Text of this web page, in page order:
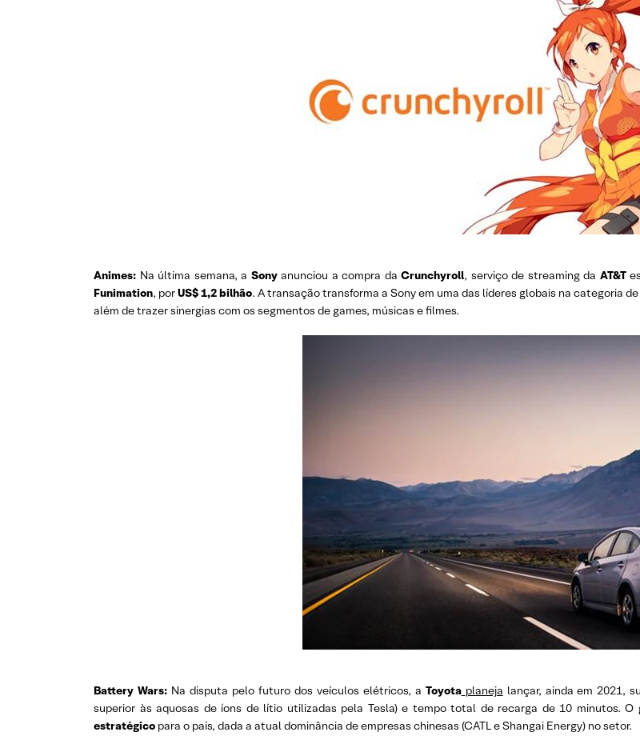
Animes: Na última semana, a Sonyanunciou a compra da Crunchyroll, serviço de streaming da AT&T
Funimation, porUS$ 1,2 bilhão. A transação transforma a Sony em uma das líderes globais na categoria
além de trazer sinergias com os segmentos de games, músicas e filmes.
Battery Wars: Na disputa pelo futuro dos veículos elétricos, a Toyota planeja lançar, ainda em 2021,
superior às aquosas de íons de lítio utilizadas pela Tesla) e tempo total de recarga de 10 minutos. O
estratégico para o país, dada a atual dominância de empresas chinesas (CATL e Shangai Energy) no setor.